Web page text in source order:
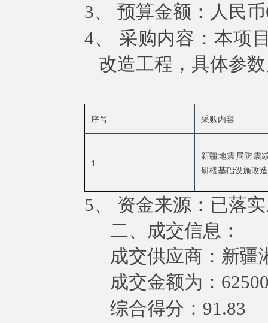
3、 预算金额：人民币
4、 采购内容：本项
改造工程 ，具体参
序号 采购内容
1
新疆地震局防震
研楼基础设施改
5、 资金来源：已落
二、 成交信息：
成交供应商：新疆
成交金额为：
综合得分： 91.83